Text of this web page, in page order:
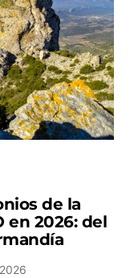
de la
en 2026: del